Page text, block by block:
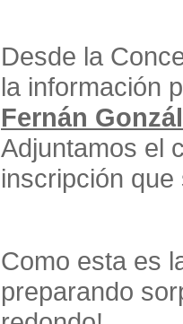
Desde la
la información
Fernán
Adjuntamos el
inscripción
Como esta es
preparando